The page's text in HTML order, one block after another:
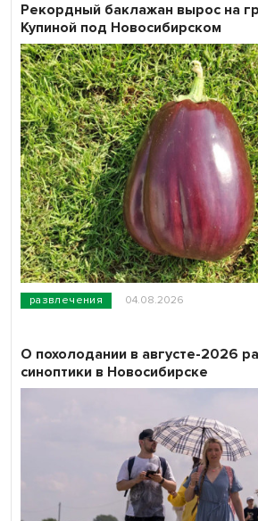
развлечения 04.08.2026
Рекордный баклажан вырос на
Купиной под Новосибирском
О похолодании в августе-2026
синоптики в Новосибирске